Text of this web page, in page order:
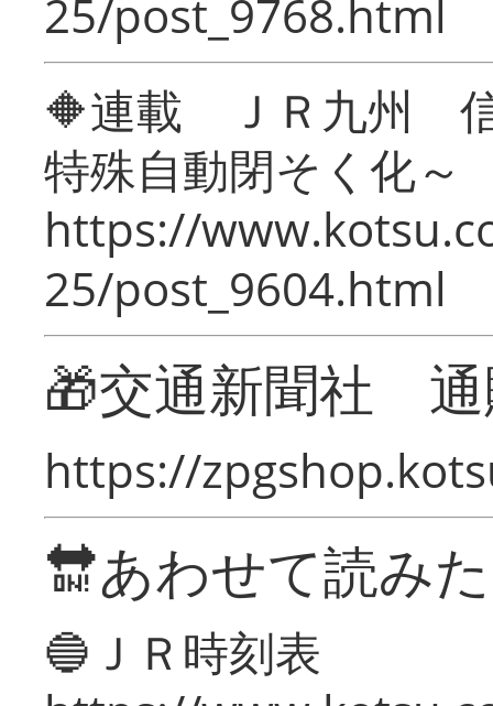
25/post_9768.html
🔶連載 ＪＲ九州 信
特殊自動閉そく化～
https://
25/post_9604.html
🎁交通新聞社
https://
🔛あわせて読み
🔵ＪＲ時刻表